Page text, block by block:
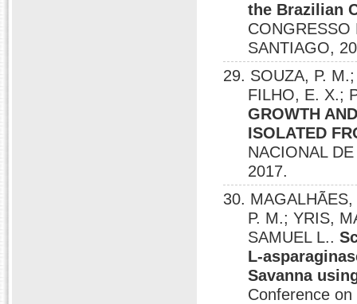
the Brazilian
SANTIAGO,
29. SOUZA, P.
FILHO, E. X.;
GROWTH
ISOLATED
NACIONAL
2017.
30.
P. M.; YRIS,
SAMUEL L..
L-
Savanna
Conference